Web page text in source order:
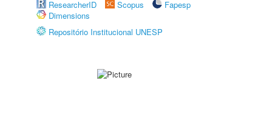
ResearcherID
Scopus
Fapesp
Dimensions
Repositório Institucional UNESP